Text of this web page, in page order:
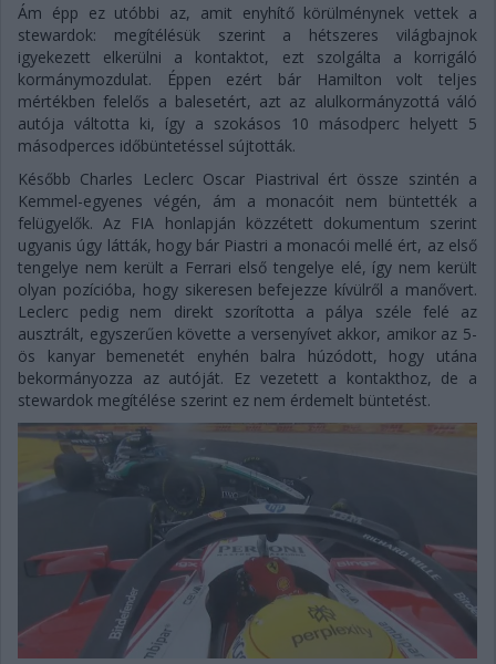
Ám épp ez utóbbi az, amit enyhítő körülménynek vettek a
stewardok: megítélésük szerint a hétszeres világbajnok
igyekezett elkerülni a kontaktot, ezt szolgálta a korrigáló
kormánymozdulat. Éppen ezért bár Hamilton volt teljes
mértékben felelős a balesetért, azt az alulkormányzottá váló
autója váltotta ki, így a szokásos 10 másodperc helyett 5
másodperces időbüntetéssel sújtották.
Később Charles Leclerc Oscar Piastrival ért össze szintén a
Kemmel-egyenes végén, ám a monacóit nem büntették a
felügyelők. Az FIA honlapján közzétett dokumentum szerint
ugyanis úgy látták, hogy bár Piastri a monacói mellé ért, az első
tengelye nem került a Ferrari első tengelye elé, így nem került
olyan pozícióba, hogy sikeresen befejezze kívülről a manővert.
Leclerc pedig nem direkt szorította a pálya széle felé az
ausztrált, egyszerűen követte a versenyívet akkor, amikor az 5-
ös kanyar bemenetét enyhén balra húzódott, hogy utána
bekormányozza az autóját. Ez vezetett a kontakthoz, de a
stewardok megítélése szerint ez nem érdemelt büntetést.